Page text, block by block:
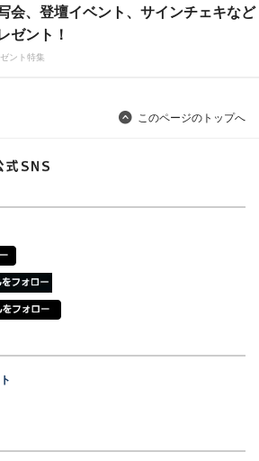
会、登壇イベント、サインチェキなど
ゼント！
ント特集
このページのトップへ